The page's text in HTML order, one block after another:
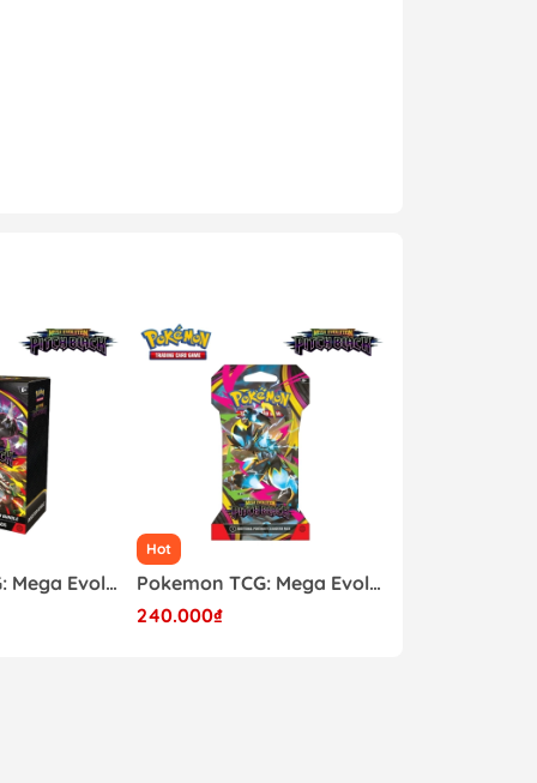
Pokemon TCG: Mega Evolution - Pitch Black Booster Bundle
Hot
Pokemon TCG: Mega Evolution - Pitch Black Sleeved Booster Pack
240.000₫